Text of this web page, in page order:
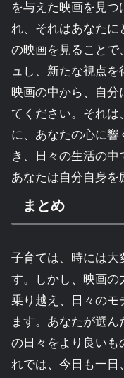
を与えた映画を見
れ、それはあなたに
の映画を見ることで
ュし、新たな視点
映画の中から、自分
てください。それ
に、あなたの心に響
き、日々の生活の中
あなたは自分自身を
まとめ
子育ては、時には大
す。しかし、映画の
乗り越え、日々のモ
ます。あなたが選
の日々をより良いも
れでは、今日も一日